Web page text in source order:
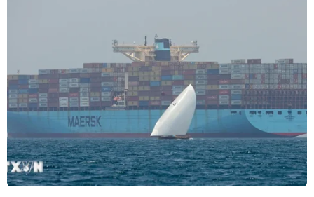
Hà Tĩnh: Khởi tố, bắt tạm giam đối tượng
lừa đảo chiếm đoạt tài sản
30/09/2020 04:35
Công an tỉnh Hà Tĩnh vừa ra quyết định khởi tố vụ án, bị
can và ra lệnh bắt tạm giam 4 tháng với Phạm Văn
Dũng về tội "Lừa đảo chiếm đoạt tài sản" quy định tại
Điều 174 Bộ luật Hình sự năm 2015.